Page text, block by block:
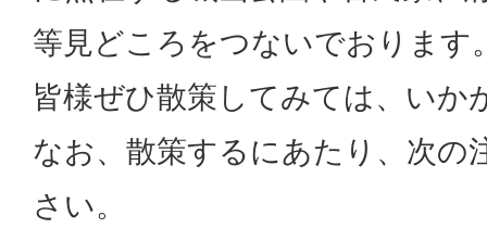
等見どころをつないでおります
皆様ぜひ散策してみては、いか
なお、散策するにあたり、次の
さい。